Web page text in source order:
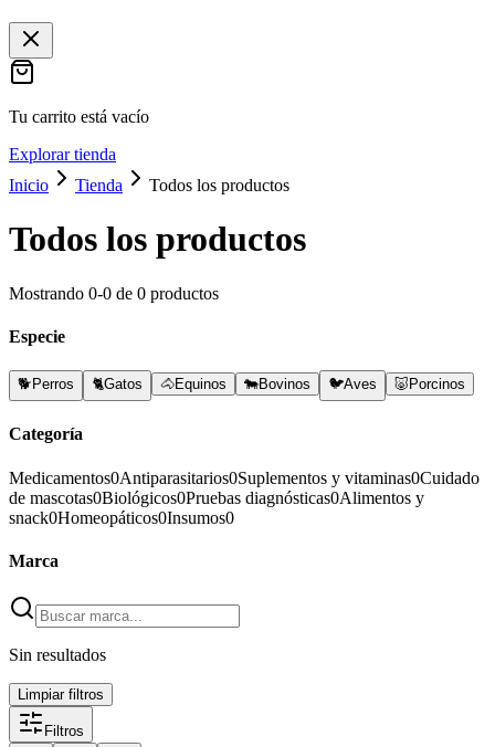
Tu carrito está vacío
Explorar tienda
Inicio
Tienda Todos los productos
Todos los productos
Mostrando 0-0 de 0 productos
Especie
🐕 Perros 🐈Gatos 🐴Equinos 🐄Bovinos 🐦Aves 🐷 Porcinos
Categoría
Medicamentos0Antiparasitarios0Suplementos y vitaminas0Cuidado
de mascotas0Biológicos0Pruebas diagnósticas0Alimentos y
snack0Homeopáticos0Insumos0
Marca
Sin resultados
Limpiar filtros
Filtros